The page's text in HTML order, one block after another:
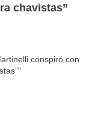
chavistas”